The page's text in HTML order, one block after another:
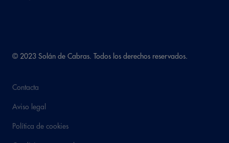
© 2023 Solán de Cabras. Todos los derechos reservados.
Contacta
Aviso legal
Política de cookies